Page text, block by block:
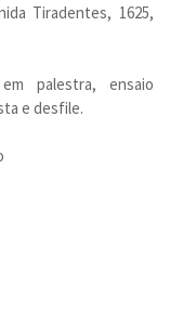
Tiradentes, 1625,
palestra, ensaio
e desfile.